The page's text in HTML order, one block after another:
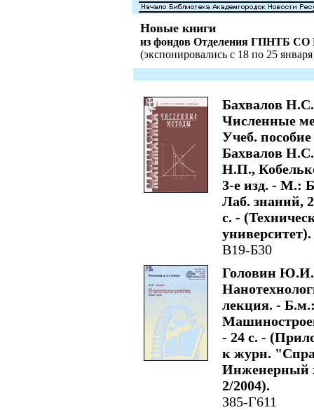
Новые книги
из фондов Отделения ГПНТБ
(экспонировались с 18 по 25
Бахвалов Н.С.
Численные
Учеб.
Бахвалов
Н.П.,
3-е изд. - М.:
Лаб. знаний,
с. -
университет).
В19-Б30
Головин Ю.И.
лекция. -
- 24 с. -
к журн.
Инженерный
2/2004).
З85-Г611